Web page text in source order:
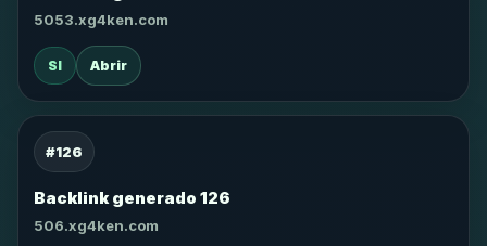
5053.xg4ken.com
SI Abrir
#126
Backlink generado 126
506.xg4ken.com